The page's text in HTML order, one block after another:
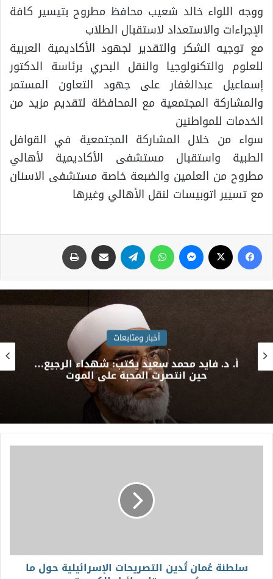
ووجه اللواء خالد شعيب محافظ مطروح بتيسير كافة
الإجراءات والاستعداد لاستقبال الطلاب
مع توجيه الشكر والتقدير لجهود الأكاديمية العربية
للعلوم والتكنولوجيا والنقل البحري برئاسة الدكتور
إسماعيل عبدالغفار على جهود التعاون المستمر
والمشاركة المجتمعية مع المحافظة لتقديم مزيد من
الخدمات للمواطنين
سواء من خلال المشاركة المجتمعية في القوافل
الطبية واستقبال مستشفى الأكاديمية لأهالي
مطروح من العلمين والضبعة خاصة مستشفى الاسنان
مع تسيير اتوبيسات لنقل الأهالي وغيرها
أخبار ومتابعات
أ. د. فايد محمد سعيد يكتب: شهداء الرجيع…
حين انتصرت المحبة على الموت
سلطنة عُمان تُدين التصريحات الإسرائيلية حول ما